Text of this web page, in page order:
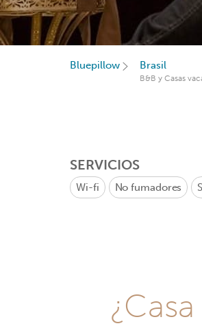
Bluepillow Brasil
B&B y Casas
SERVICIOS
Wi-fi No fumadores